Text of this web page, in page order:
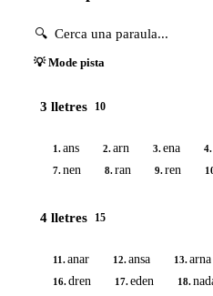
💡 Mode pista
3 lletres 10
1.ans 2.arn 3.ena 4.
7.nen 8.ran 9.ren
4 lletres 15
11.anar 12.ansa 13.arna
16.dren 17.eden 18.